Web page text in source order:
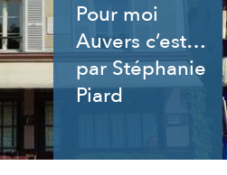
Pour moi
Auvers c’est…
par Stéphanie
Piard